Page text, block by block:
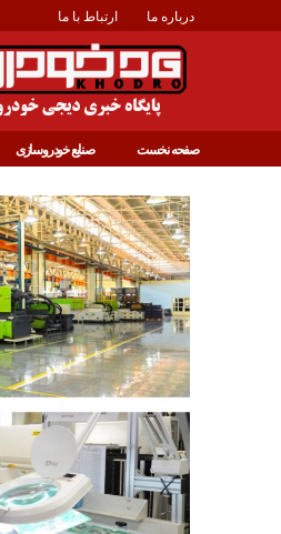
درباره ما ارتباط با ما
صفحه نخست صنایع خودروسازی